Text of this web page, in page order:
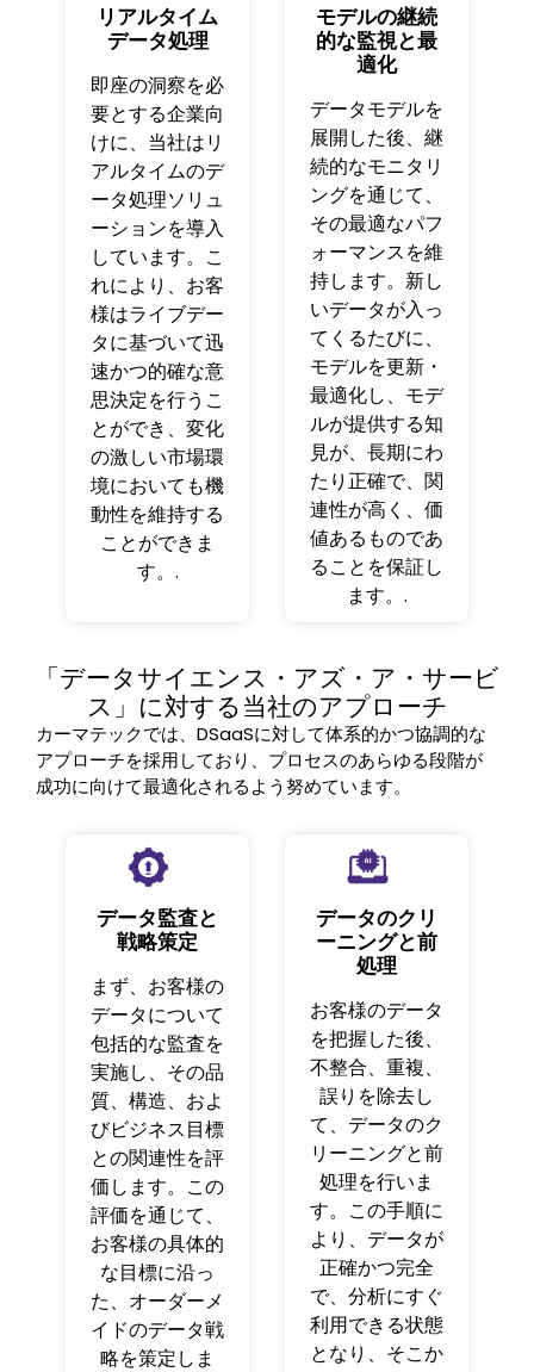
リアルタイム
データ処理
即座の洞察を必
要とする企業向
けに、当社はリ
アルタイムのデ
ータ処理ソリュ
ーションを導入
しています。こ
れにより、お客
様はライブデー
タに基づいて迅
速かつ的確な意
思決定を行うこ
とができ、変化
の激しい市場環
境においても機
動性を維持する
ことができま
す。.
モデルの継続
的な監視と最
適化
データモデルを
展開した後、継
続的なモニタリ
ングを通じて、
その最適なパフ
ォーマンスを維
持します。新し
いデータが入っ
てくるたびに、
モデルを更新・
最適化し、モデ
ルが提供する知
見が、長期にわ
たり正確で、関
連性が高く、価
値あるものであ
ることを保証し
ます。.
「データサイエンス・アズ・ア・サービ
ス」に対する当社のアプローチ
カーマテックでは、DSaaSに対して体系的かつ協調的な
アプローチを採用しており、プロセスのあらゆる段階が
成功に向けて最適化されるよう努めています。
データ監査と
戦略策定
まず、お客様の
データについて
包括的な監査を
実施し、その品
質、構造、およ
びビジネス目標
との関連性を評
価します。この
評価を通じて、
お客様の具体的
な目標に沿っ
た、オーダーメ
イドのデータ戦
略を策定しま
データのクリ
ーニングと前
処理
お客様のデータ
を把握した後、
不整合、重複、
誤りを除去し
て、データのク
リーニングと前
処理を行いま
す。この手順に
より、データが
正確かつ完全
で、分析にすぐ
利用できる状態
となり、そこか